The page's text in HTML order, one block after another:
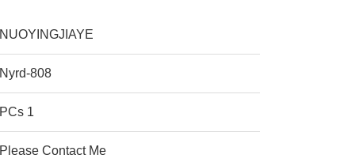
NUOYINGJIAYE
Nyrd-808
PCs 1
Please Contact Me